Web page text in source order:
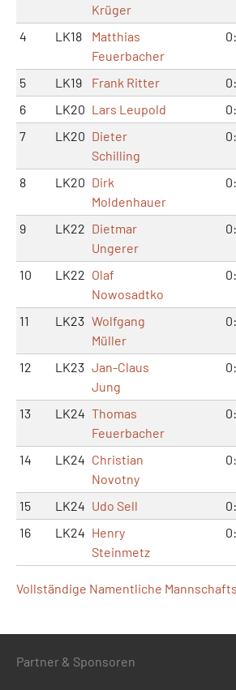
Krüger
4 LK18
Matthias
Feuerbacher
5 LK19 Frank Ritter
6
LK20 Lars Leupold
7
LK20 Dieter
Schilling
8 LK20 Dirk
Moldenhauer
9 LK22 Dietmar
Ungerer
10 LK22 Olaf
Nowosadtko
11 LK23 Wolfgang
Müller
12 LK23 Jan-Claus
Jung
13 LK24 Thomas
Feuerbacher
14 LK24 Christian
Novotny
15 LK24 Udo Sell
16
LK24 Henry
Steinmetz
Vollständige Namentliche
Partner & Sponsoren